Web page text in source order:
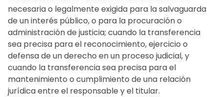
necesaria o legalmente exigida para la salvaguarda
de un interés público, o para la procuración o
administración de justicia; cuando la transferencia
sea precisa para el reconocimiento, ejercicio o
defensa de un derecho en un proceso judicial, y
cuando la transferencia sea precisa para el
mantenimiento o cumplimiento de una relación
jurídica entre el responsable y el titular.